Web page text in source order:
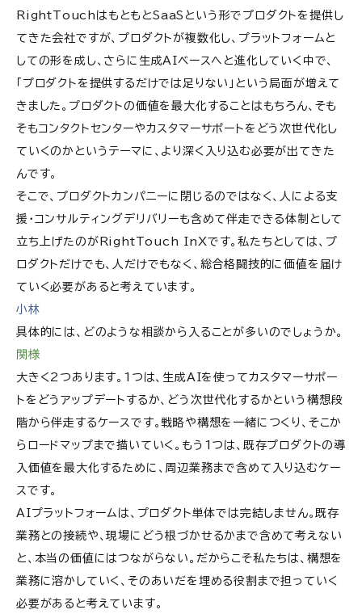
RightTouchはもともとSaaSという形でプロダクトを提供し
てきた会社ですが、プロダクトが複数化し、プラットフォームと
しての形を成し、さらに生成AIベースへと進化していく中で、
「プロダクトを提供するだけでは足りない」という局面が増えて
きました。プロダクトの価値を最大化することはもちろん、そも
そもコンタクトセンターやカスタマーサポートをどう次世代化し
ていくのかというテーマに、より深く入り込む必要が出てきた
んです。
そこで、プロダクトカンパニーに閉じるのではなく、人による支
援・コンサルティングデリバリーも含めて伴走できる体制として
立ち上げたのがRightTouch InXです。私たちとしては、プ
ロダクトだけでも、人だけでもなく、総合格闘技的に価値を届け
ていく必要があると考えています。
小林
具体的には、どのような相談から入ることが多いのでしょうか。
関様
大きく2つあります。1つは、生成AIを使ってカスタマーサポー
トをどうアップデートするか、どう次世代化するかという構想段
階から伴走するケースです。戦略や構想を一緒につくり、そこか
らロードマップまで描いていく。もう1つは、既存プロダクトの導
入価値を最大化するために、周辺業務まで含めて入り込むケー
スです。
AIプラットフォームは、プロダクト単体では完結しません。既存
業務との接続や、現場にどう根づかせるかまで含めて考えない
と、本当の価値にはつながらない。だからこそ私たちは、構想を
業務に溶かしていく、そのあいだを埋める役割まで担っていく
必要があると考えています。